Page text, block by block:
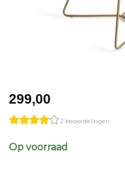
299,00
2 beoordelingen
Op voorraad